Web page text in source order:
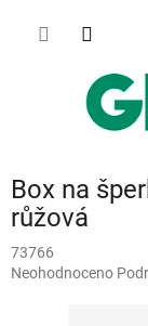
Box na
růžová
73766
Průměrné
Neohodnoceno